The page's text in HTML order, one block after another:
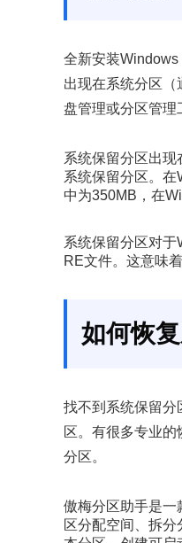
全新安装
出现在系统分区
盘管理或分区管理
系统保留分区出
系统保留分区。
中为350MB，在
系统保留分区对
RE文件。这意味
如何恢
找不到系统保留分
区。有很多专业的
分区。
傲梅分区助手是一
区分配空间、拆